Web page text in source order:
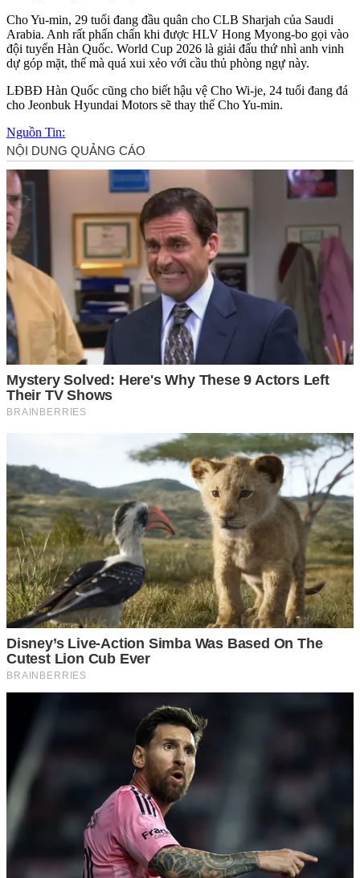
Cho Yu-min, 29 tuổi đang đầu quân cho CLB Sharjah của Saudi
Arabia. Anh rất phấn chấn khi được HLV Hong Myong-bo gọi vào
đội tuyển Hàn Quốc. World Cup 2026 là giải đấu thứ nhì anh vinh
dự góp mặt, thế mà quá xui xẻo với cầu thủ phòng ngự này.
LĐBĐ Hàn Quốc cũng cho biết hậu vệ Cho Wi-je, 24 tuổi đang đá
cho Jeonbuk Hyundai Motors sẽ thay thế Cho Yu-min.
Nguồn Tin: